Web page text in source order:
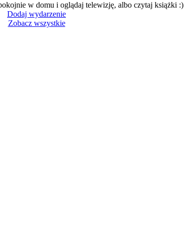
w domu i oglądaj telewizję, albo czytaj książki :)
Dodaj wydarzenie
Zobacz wszystkie